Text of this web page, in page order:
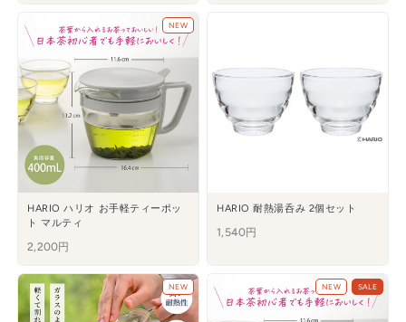
NEW
HARIO ハリオ お手軽ティーポッ
ト マルティ
2,200円
HARIO 耐熱湯呑み 2個セット
1,540円
NEW NEW SALE